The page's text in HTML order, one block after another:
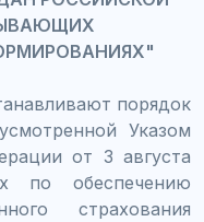
порядок
Указом
от 3 августа
обеспечению
страхования